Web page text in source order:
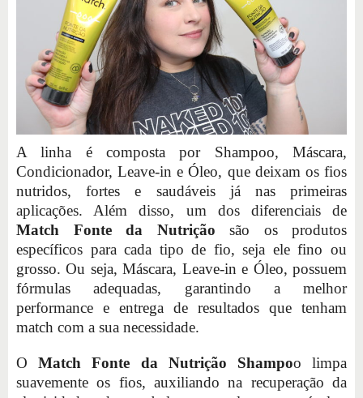
A linha é composta por Shampoo, Máscara,
Condicionador, Leave-in e Óleo, que deixam os fios
nutridos, fortes e saudáveis já nas primeiras
aplicações. Além disso, um dos diferenciais de
Match Fonte da Nutrição são os produtos
específicos para cada tipo de fio, seja ele fino ou
grosso. Ou seja, Máscara, Leave-in e Óleo, possuem
fórmulas adequadas, garantindo a melhor
performance e entrega de resultados que tenham
match com a sua necessidade.
OMatch Fonte da Nutrição Shampoo limpa
suavemente os fios, auxiliando na recuperação da